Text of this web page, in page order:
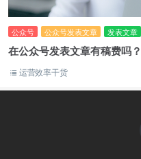
公众号 公众号发表文章 发表文章
在公众号发表文章有稿费吗
运营效率干货